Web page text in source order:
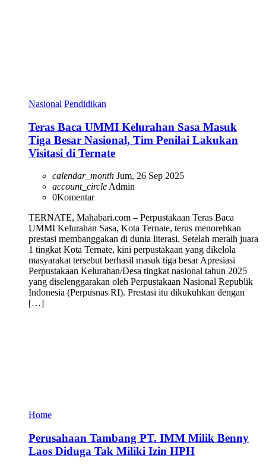
Nasional Pendidikan
Teras Baca UMMI Kelurahan Sasa Masuk
Tiga Besar Nasional, Tim Penilai Lakukan
Visitasi di Ternate
calendar_month Jum, 26 Sep 2025
account_circleAdmin
0Komentar
TERNATE, Mahabari.com – Perpustakaan Teras Baca
UMMI Kelurahan Sasa, Kota Ternate, terus menorehkan
prestasi membanggakan di dunia literasi. Setelah meraih juara
1 tingkat Kota Ternate, kini perpustakaan yang dikelola
masyarakat tersebut berhasil masuk tiga besar Apresiasi
Perpustakaan Kelurahan/Desa tingkat nasional tahun 2025
yang diselenggarakan oleh Perpustakaan Nasional Republik
Indonesia (Perpusnas RI). Prestasi itu dikukuhkan dengan
[…]
Home
Perusahaan Tambang PT. IMM Milik Benny
Laos Diduga Tak Miliki Izin HPH